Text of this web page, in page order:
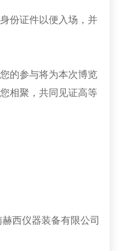
证件以便入场，并
参与将为本次博览
相聚，共同见证高等
赫西仪器装备有限公司